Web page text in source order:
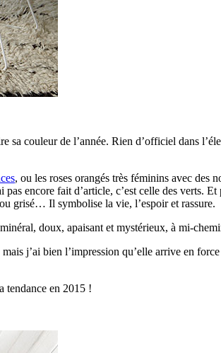
couleur de l’année. Rien d’officiel dans
, ou les roses orangés très féminins avec des
encore fait d’article, c’est celle des verts.
grisé… Il symbolise la vie, l’espoir et rassure.
doux, apaisant et mystérieux, à mi-
j’ai bien l’impression qu’elle arrive en
tendance en 2015 !